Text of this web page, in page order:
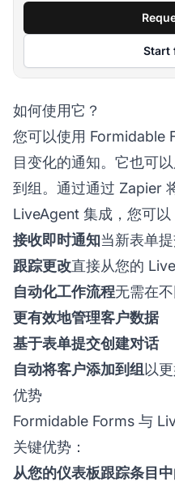
Start
如何使用它？
您可以使用 Formidable
目变化的通知。它也可
到组。通过通过 Zapier
LiveAgent 集成，您可以
接收即时通知当新表单
跟踪更改直接从您的
自动化工作流程无需在
更有效地管理客户数据
基于表单提交创建对话
自动将客户添加到组以
优势
Formidable Forms 与
关键优势：
从您的仪表板跟踪条目